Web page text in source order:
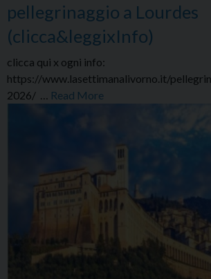
pellegrinaggio a Lourdes
(clicca&leggixInfo)
clicca qui x ogni info:
https://www.lasettimanalivorno.it/
2026/ …
Read More